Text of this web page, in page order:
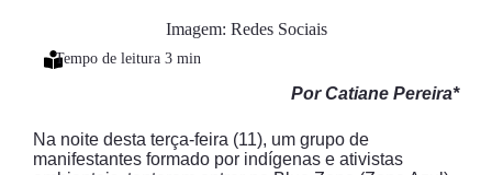
Imagem: Redes Sociais
Por Catiane Pereira*
Na noite desta terça-feira (11), um grupo de
manifestantes formado por indígenas e ativistas